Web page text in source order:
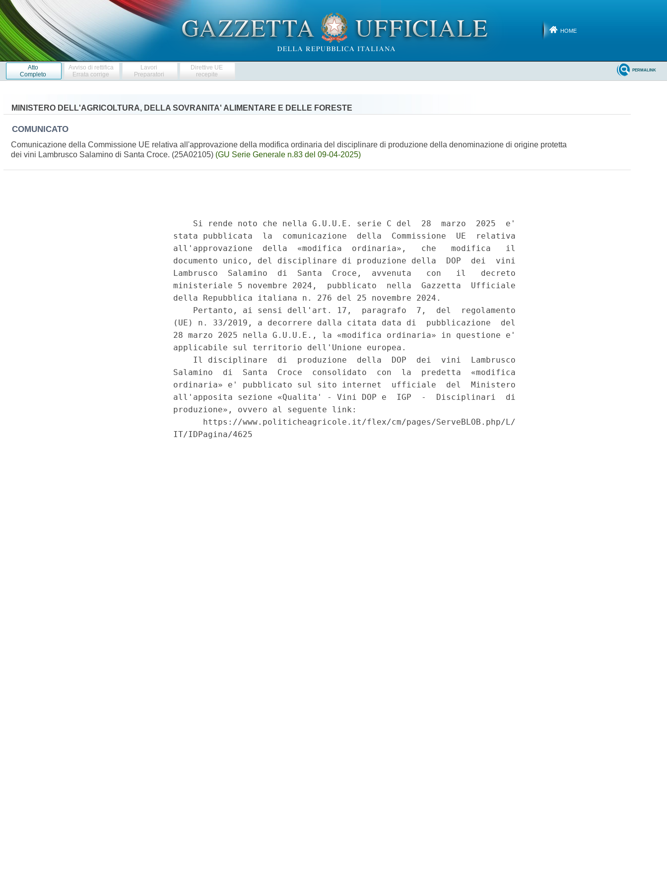
HOME
Atto
Completo
Avviso di rettifica
Errata corrige
Lavori
Preparatori
Direttive UE
recepite
PERMALINK
MINISTERO DELL'AGRICOLTURA, DELLA SOVRANITA' ALIMENTARE E DELLE FORESTE
COMUNICATO
Comunicazione della Commissione UE relativa all'approvazione della modifica ordinaria del disciplinare di produzione della denominazione di origine protetta
dei vini Lambrusco Salamino di Santa Croce. (25A02105) (GU Serie Generale n.83 del 09-04-2025)